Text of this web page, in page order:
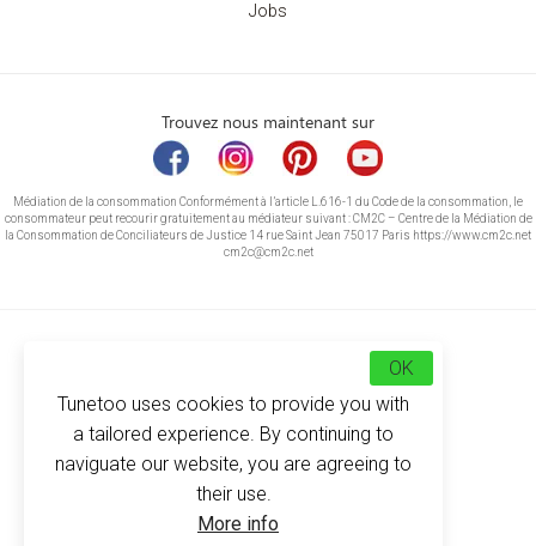
Jobs
Trouvez nous maintenant sur
Médiation de la consommation Conformément à l’article L.616-1 du Code de la consommation, le
consommateur peut recourir gratuitement au médiateur suivant : CM2C – Centre de la Médiation de
la Consommation de Conciliateurs de Justice 14 rue Saint Jean 75017 Paris https://www.cm2c.net
cm2c@cm2c.net
© Copyright 2026
Tunetoo uses cookies to provide you with
a tailored experience. By continuing to
naviguate our website, you are agreeing to
their use.
More info
OK